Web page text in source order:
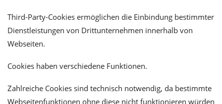
Third-Party-Cookies ermöglichen die Einbindung bestimmter
Dienstleistungen von Drittunternehmen innerhalb von
Webseiten.
Cookies haben verschiedene Funktionen.
Zahlreiche Cookies sind technisch notwendig, da bestimmte
Webseitenfunktionen ohne diese nicht funktionieren würden